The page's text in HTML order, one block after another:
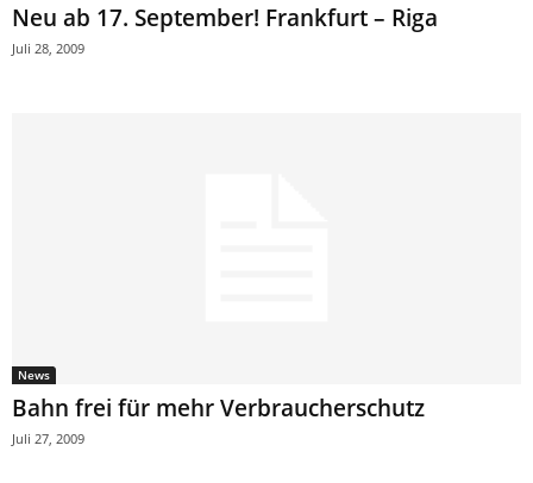
Neu ab 17. September! Frankfurt – Riga
Juli 28, 2009
News
Bahn frei für mehr Verbraucherschutz
Juli 27, 2009